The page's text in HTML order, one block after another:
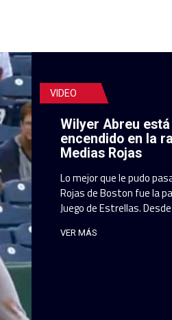
VIDEO
Wilyer Abreu está
encendido en la
Medias Rojas
Lo mejor que le pudo
Rojas de Boston fue la
Juego de Estrellas.
VER MÁS